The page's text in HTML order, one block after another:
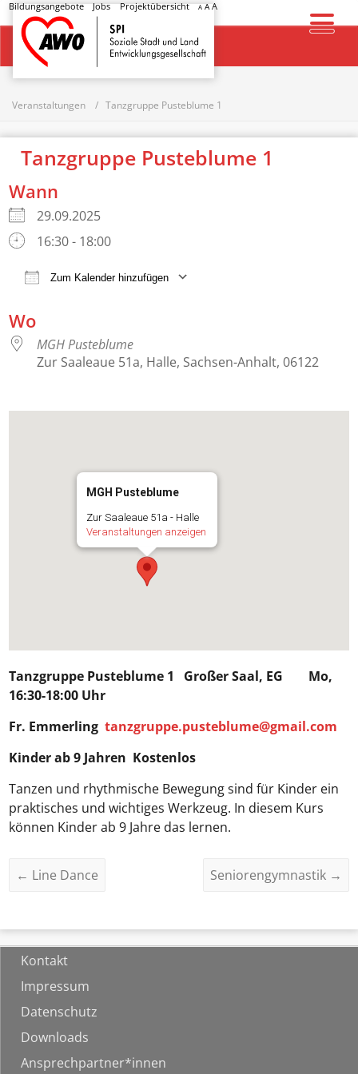
Bildungsangebote Jobs Projektübersicht A AA
Startseite
Veranstaltungen Tanzgruppe Pusteblume 1
Tanzgruppe Pusteblume 1
Wann
29.09.2025
16:30 - 18:00
Zum Kalender hinzufügen
Wo
MGH Pusteblume
Zur Saaleaue 51a, Halle, Sachsen-Anhalt, 06122
MGH Pusteblume
Zur Saaleaue 51a - Halle
Veranstaltungen anzeigen
Tanzgruppe Pusteblume 1 Großer Saal, EG Mo,
16:30-18:00 Uhr
Fr. Emmerlingtanzgruppe.pusteblume@gmail.com
Kinder ab 9 Jahren Kostenlos
Tanzen und rhythmische Bewegung sind für Kinder ein
praktisches und wichtiges Werkzeug. In diesem Kurs
können Kinder ab 9 Jahre das lernen.
← Line Dance Seniorengymnastik →
Kontakt
Impressum
Datenschutz
Downloads
Ansprechpartner*innen